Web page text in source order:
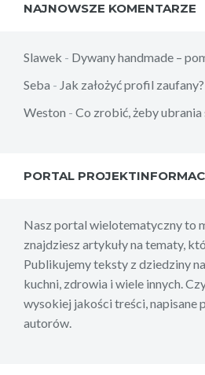
NAJNOWSZE KOMENTARZE
Slawek - Dywany handmade –
Seba - Jak założyć profil zaufany?
Weston - Co zrobić, żeby ubrania
PORTAL
Nasz portal wielotematyczny to
znajdziesz artykuły na tematy,
Publikujemy teksty z dziedziny
kuchni, zdrowia i wiele innych.
wysokiej jakości treści, napisane
autorów.